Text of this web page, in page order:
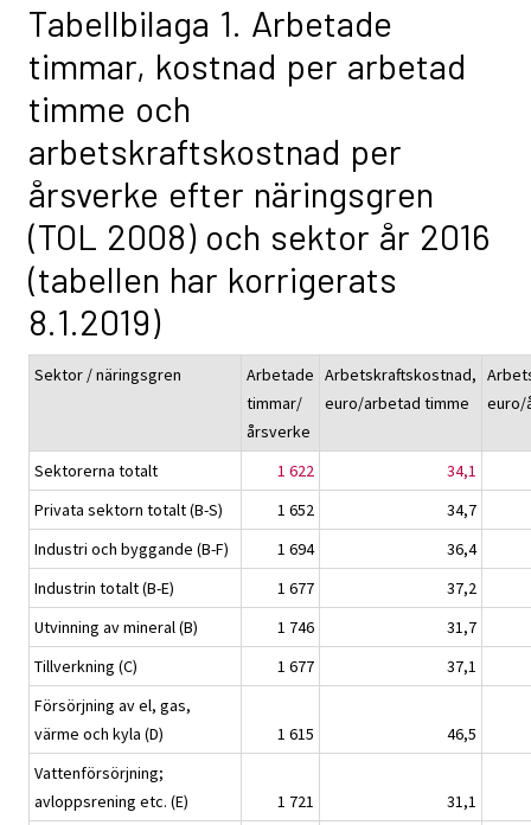
Tabellbilaga 1. Arbetade
timmar, kostnad per arbetad
timme och
arbetskraftskostnad per
årsverke efter näringsgren
(TOL 2008) och sektor år 2016
(tabellen har korrigerats
8.1.2019)
Sektor / näringsgren
Arbetade
timmar/
årsverke
Arbetskraftskostnad,
euro/arbetad timme
euro/
Sektorerna totalt 1 622
34,1
Privata sektorn totalt (B-S)
1 652
34,7
Industri och byggande (B-F)
1 694
36,4
Industrin totalt (B-E)
1 677
37,2
Utvinning av mineral (B)
1 746
31,7
Tillverkning (C)
1 677
37,1
Försörjning av el, gas,
värme och kyla (D)
1 615
46,5
Vattenförsörjning;
avloppsrening etc. (E)
1 721
31,1